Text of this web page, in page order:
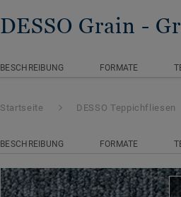
DESSO Grain -
BESCHREIBUNG FORMATE
Startseite DESSO Teppichfliesen
BESCHREIBUNG FORMATE